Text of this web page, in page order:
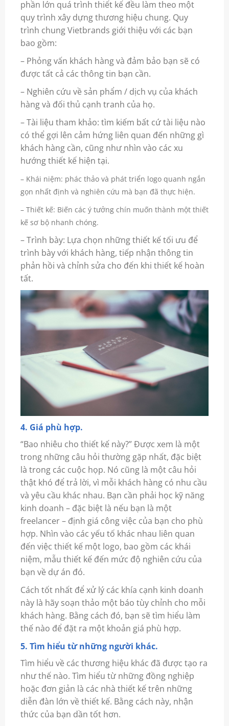
phần lớn quá trình thiết kế đều làm theo một
quy trình xây dựng thương hiệu chung. Quy
trình chung Vietbrands giới thiệu với các bạn
bao gồm:
– Phỏng vấn khách hàng và đảm bảo bạn sẽ có
được tất cả các thông tin bạn cần.
– Nghiên cứu về sản phẩm / dịch vụ của khách
hàng và đối thủ cạnh tranh của họ.
– Tài liệu tham khảo: tìm kiếm bất cứ tài liệu nào
có thể gợi lên cảm hứng liên quan đến những gì
khách hàng cần, cũng như nhìn vào các xu
hướng thiết kế hiện tại.
– Khái niệm: phác thảo và phát triển logo quanh ngắn
gọn nhất định và nghiên cứu mà bạn đã thực hiện.
– Thiết kế: Biến các ý tưởng chín muốn thành một thiết
kế sơ bộ nhanh chóng.
– Trình bày: Lựa chọn những thiết kế tối ưu để
trình bày với khách hàng, tiếp nhận thông tin
phản hồi và chỉnh sửa cho đến khi thiết kế hoàn
tất.
4. Giá phù hợp.
“Bao nhiêu cho thiết kế này?” Được xem là một
trong những câu hỏi thường gặp nhất, đặc biệt
là trong các cuộc họp. Nó cũng là một câu hỏi
thật khó để trả lời, vì mỗi khách hàng có nhu cầu
và yêu cầu khác nhau. Bạn cần phải học kỹ năng
kinh doanh – đặc biệt là nếu bạn là một
freelancer – định giá công việc của bạn cho phù
hợp. Nhìn vào các yếu tố khác nhau liên quan
đến việc thiết kế một logo, bao gồm các khái
niệm, mẫu thiết kế đến mức độ nghiên cứu của
bạn về dự án đó.
Cách tốt nhất để xử lý các khía cạnh kinh doanh
này là hãy soạn thảo một báo tùy chỉnh cho mỗi
khách hàng. Bằng cách đó, bạn sẽ tìm hiểu làm
thế nào để đặt ra một khoản giá phù hợp.
5. Tìm hiểu từ những người khác.
Tìm hiểu về các thương hiệu khác đã được tạo ra
như thế nào. Tìm hiểu từ những đồng nghiệp
hoặc đơn giản là các nhà thiết kế trên những
diễn đàn lớn về thiết kế. Bằng cách này, nhận
thức của bạn dần tốt hơn.